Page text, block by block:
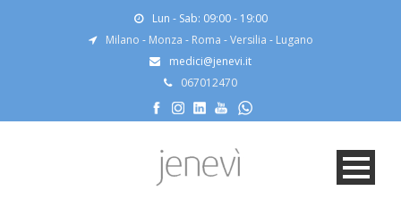
Lun - Sab: 09:00 - 19:00
Milano - Monza - Roma -Versilia - Lugano
medici@jenevi.it
067012470